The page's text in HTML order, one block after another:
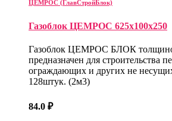
ЦЕМРОС (ГлавСтройБлок)
Газоблок ЦЕМРОС 625х100х250
Газоблок ЦЕМРОС БЛОК
предназначен для строительства
ограждающих и других не
128штук. (2м3)
84.0 ₽